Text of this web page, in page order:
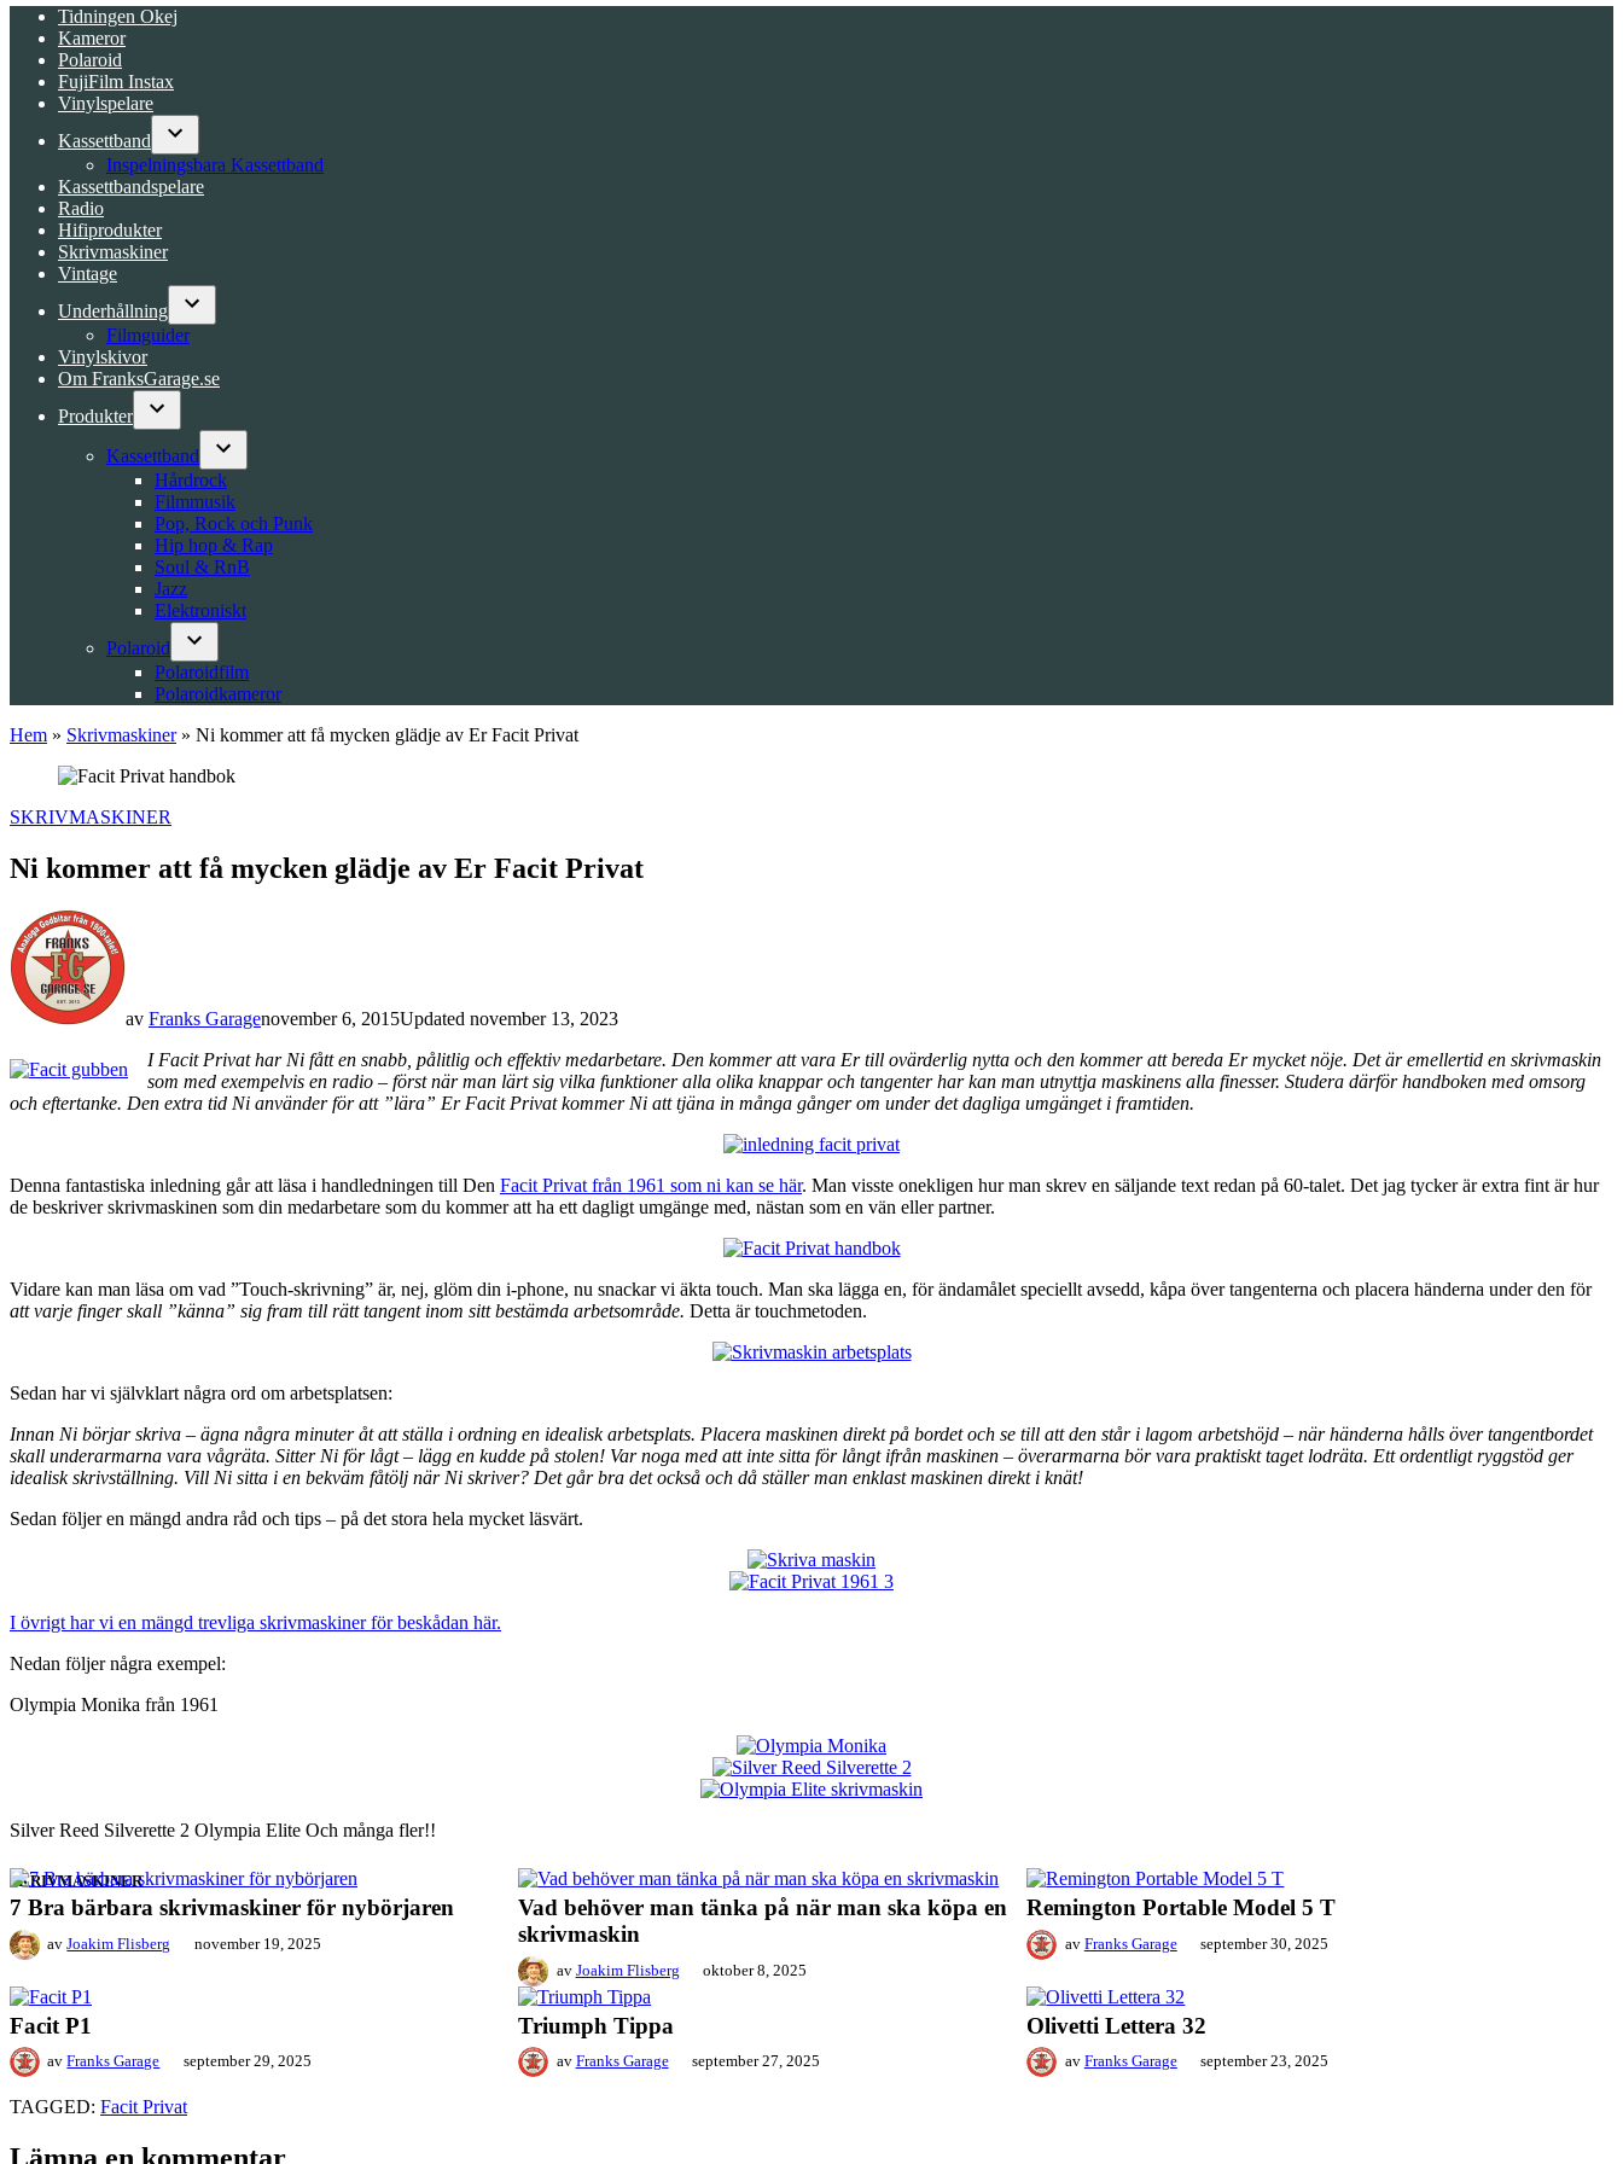
Tidningen Okej
Kameror
Polaroid
FujiFilm Instax
Vinylspelare
Kassettband
Open
dropdown
menu
Inspelningsbara Kassettband
Kassettbandspelare
Radio
Hifiprodukter
Skrivmaskiner
Vintage
Underhållning
Open
Filmguider
Vinylskivor
Om FranksGarage.se
Produkter
Open
dropdown
menu
Kassettband
Open
dropdown
menu
Hårdrock
Filmmusik
Pop, Rock och Punk
Hip hop & Rap
Soul & RnB
Jazz
Elektroniskt
Polaroid
Open
dropdown
menu
Polaroidfilm
Polaroidkameror
Hem » Skrivmaskiner» Ni kommer att få mycken glädje av Er Facit Privat
POSTED
SKRIVMASKINER
Ni kommer att få mycken glädje av Er Facit Privat
av Franks Garagenovember 6, 2015Updated november 13, 2023
I Facit Privat har Ni fått en snabb, pålitlig och effektiv medarbetare. Den kommer att vara Er till ovärderlig nytta och den kommer att bereda Er mycket nöje. Det är emellertid en skrivmaskin
som med exempelvis en radio – först när man lärt sig vilka funktioner alla olika knappar och tangenter har kan man utnyttja maskinens alla finesser. Studera därför handboken med omsorg
och eftertanke. Den extra tid Ni använder för att ”lära” Er Facit Privat kommer Ni att tjäna in många gånger om under det dagliga umgänget i framtiden.
Denna fantastiska inledning går att läsa i handledningen till Den Facit Privat från 1961 som ni kan se här. Man visste onekligen hur man skrev en säljande text redan på 60-talet. Det jag tycker är extra fint är hur
de beskriver skrivmaskinen som din medarbetare som du kommer att ha ett dagligt umgänge med, nästan som en vän eller partner.
Vidare kan man läsa om vad ”Touch-skrivning” är, nej, glöm din i-phone, nu snackar vi äkta touch. Man ska lägga en, för ändamålet speciellt avsedd, kåpa över tangenterna och placera händerna under den för
att varje finger skall ”känna” sig fram till rätt tangent inom sitt bestämda arbetsområde. Detta är touchmetoden.
Sedan har vi självklart några ord om arbetsplatsen:
Innan Ni börjar skriva – ägna några minuter åt att ställa i ordning en idealisk arbetsplats. Placera maskinen direkt på bordet och se till att den står i lagom arbetshöjd – när händerna hålls över tangentbordet
skall underarmarna vara vågräta. Sitter Ni för lågt – lägg en kudde på stolen! Var noga med att inte sitta för långt ifrån maskinen – överarmarna bör vara praktiskt taget lodräta. Ett ordentligt ryggstöd ger
idealisk skrivställning. Vill Ni sitta i en bekväm fåtölj när Ni skriver? Det går bra det också och då ställer man enklast maskinen direkt i knät!
Sedan följer en mängd andra råd och tips – på det stora hela mycket läsvärt.
I övrigt har vi en mängd trevliga skrivmaskiner för beskådan här.
Nedan följer några exempel:
Olympia Monika från 1961
Silver Reed Silverette 2 Olympia Elite Och många fler!!
SKRIVMASKINER
7 Bra bärbara skrivmaskiner för nybörjaren
av Joakim Flisberg november 19, 2025
Vad behöver man tänka på när man ska köpa en
skrivmaskin
av Joakim Flisberg oktober 8, 2025
Remington Portable Model 5 T
av Franks Garage september 30, 2025
Facit P1
av Franks Garage september 29, 2025
Triumph Tippa
av Franks Garage september 27, 2025
Olivetti Lettera 32
av Franks Garage september 23, 2025
TAGGED: Facit Privat